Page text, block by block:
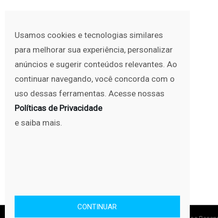
Usamos cookies e tecnologias similares
para melhorar sua experiência, personalizar
anúncios e sugerir conteúdos relevantes. Ao
continuar navegando, você concorda com o
uso dessas ferramentas. Acesse nossas
Políticas de Privacidade
e saiba mais.
CONTINUAR